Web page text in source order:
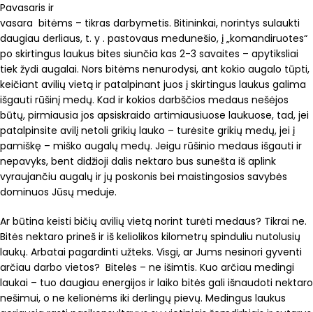
Pavasaris ir
vasara bitėms – tikras darbymetis. Bitininkai, norintys sulaukti
daugiau derliaus, t. y . pastovaus medunešio, į „komandiruotes“
po skirtingus laukus bites siunčia kas 2-3 savaites – apytiksliai
tiek žydi augalai. Nors bitėms nenurodysi, ant kokio augalo tūpti,
keičiant avilių vietą ir patalpinant juos į skirtingus laukus galima
išgauti rūšinį medų. Kad ir kokios darbščios medaus nešėjos
būtų, pirmiausia jos apsiskraido artimiausiuose laukuose, tad, jei
patalpinsite avilį netoli grikių lauko – turėsite grikių medų, jei į
pamiškę – miško augalų medų. Jeigu rūšinio medaus išgauti ir
nepavyks, bent didžioji dalis nektaro bus sunešta iš aplink
vyraujančiu augalų ir jų poskonis bei maistingosios savybės
dominuos Jūsų meduje.
Ar būtina keisti bičių avilių vietą norint turėti medaus? Tikrai ne.
Bitės nektaro prineš ir iš keliolikos kilometrų spinduliu nutolusių
laukų. Arbatai pagardinti užteks. Visgi, ar Jums nesinori gyventi
arčiau darbo vietos? Bitelės – ne išimtis. Kuo arčiau medingi
laukai – tuo daugiau energijos ir laiko bitės gali išnaudoti nektaro
nešimui, o ne kelionėms iki derlingų pievų. Medingus laukus